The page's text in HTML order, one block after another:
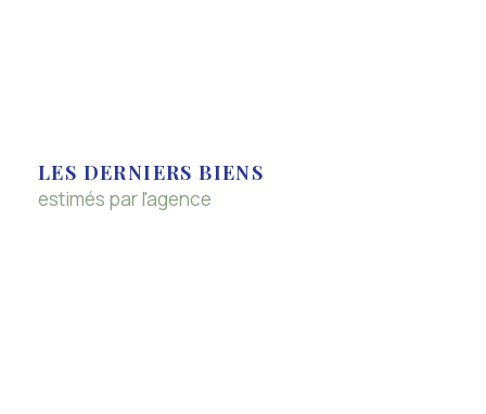
LES DERNIERS BIENS
estimés par l'agence